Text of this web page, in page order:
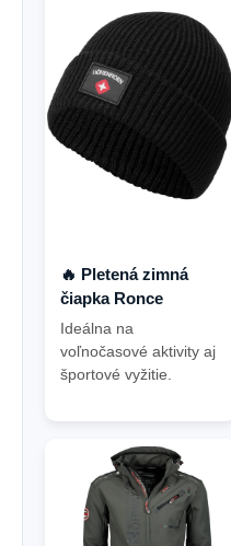
🔥 Pletená zimná
čiapka Ronce
Ideálna na
voľnočasové aktivity aj
športové vyžitie